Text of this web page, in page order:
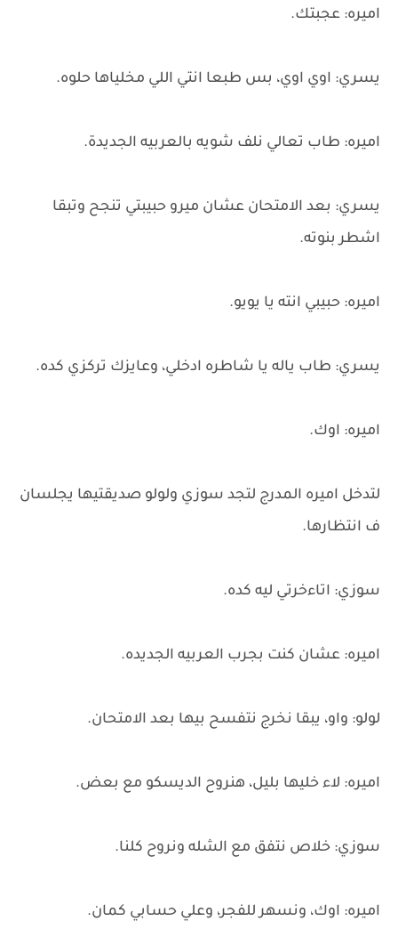
اميره: عجبتك.
يسري: اوي اوي، بس طبعا انتي اللي مخلياها حلوه.
اميره: طاب تعالي نلف شويه بالعربيه الجديدة.
يسري: بعد الامتحان عشان ميرو حبيبتي تنجح وتبقا
اشطر بنوته.
اميره: حبيبي انته يا يويو.
يسري: طاب ياله يا شاطره ادخلي، وعايزك تركزي كده.
اميره: اوك.
لتدخل اميره المدرج لتجد سوزي ولولو صديقتيها يجلسان
ف انتظارها.
سوزي: اتاءخرتي ليه كده.
اميره: عشان كنت بجرب العربيه الجديده.
لولو: واو، يبقا نخرج نتفسح بيها بعد الامتحان.
اميره: لاء خليها بليل، هنروح الديسكو مع بعض.
سوزي: خلاص نتفق مع الشله ونروح كلنا.
اميره: اوك، ونسهر للفجر، وعلي حسابي كمان.